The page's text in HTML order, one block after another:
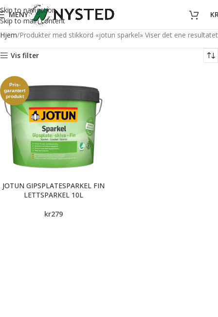
Skip to navigation
Skip to main content
MENY
Hjem Produkter med stikkord «jotun sparkel» Viser det ene resultatet
Vis filter
Pris-
garantert
produkt
JOTUN GIPSPLATESPARKEL FIN
LETTSPARKEL 10L
kr279